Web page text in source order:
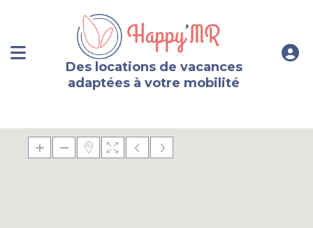
Des locations de vacances
adaptées à votre mobilité